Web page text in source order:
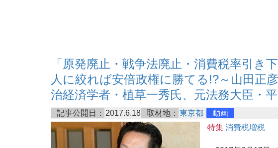
「原発廃止・戦争法廃止・消費税率引き
人に絞れば安倍政権に勝てる!?～山田正
治経済学者・植草一秀氏、元法務大臣・
記事公開日： 2017.6.18 取材地： 東京都
動画
特集 消費税増税